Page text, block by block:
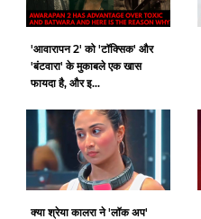
'आवारापन 2' को 'टॉक्सिक' और
'बंटवारा' के मुकाबले एक खास
फायदा है, और इ...
क्या श्रेया कालरा ने 'लॉक अप'